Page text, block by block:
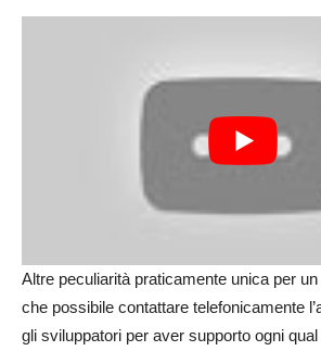
Altre peculiarità praticamente unica per
che possibile contattare telefonicamente
gli sviluppatori per aver supporto ogni